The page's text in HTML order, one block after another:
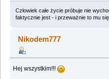
Człowiek całe życie próbuje nie
faktycznie jest - i przeważnie to mu
Nikodem777
Hej wszystkim!!!